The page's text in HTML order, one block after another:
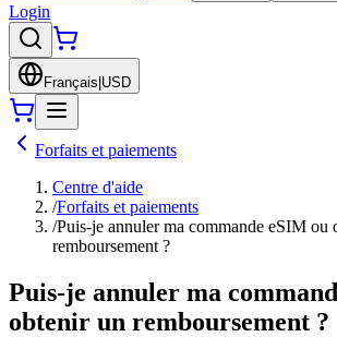
Login
Français USD
Forfaits et paiements
Centre d'aide
/Forfaits et paiements
/Puis-je annuler ma commande eSIM ou
remboursement ?
Puis-je annuler ma
obtenir un remboursement ?